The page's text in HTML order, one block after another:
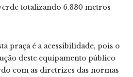
totalizando 6.330 metros
praça é a acessibilidade, pois o
deste equipamento público
com as diretrizes das normas